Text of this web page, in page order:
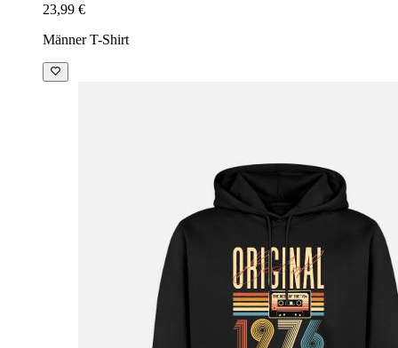
23,99 €
Männer T-Shirt